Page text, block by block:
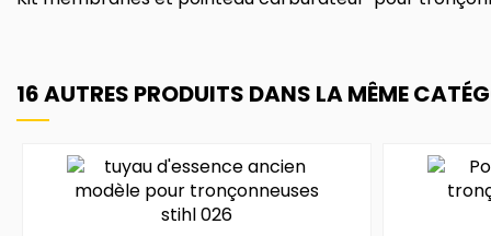
16 AUTRES PRODUITS DANS LA MÊME